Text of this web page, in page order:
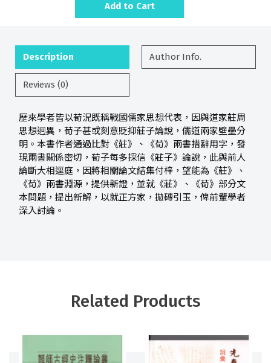
Add to Cart
Description Author Info.
Reviews (0)
歷來學者皆以荀況既稱戰國儒家思想代表，因與道家莊周
思想迥異，荀子甚或刻意貶抑莊子論說，儒道兩家壁壘分
明。本書作者通過比對《莊》、《荀》兩書措辭用字，發
現兩書關係密切，荀子每多採信《莊子》論說，此與前人
論斷大相逕庭，因將相關論文結集付梓，望能為《莊》、
《荀》兩書淵源，提供新證，並就《莊》、《荀》部分文
本問題，提出新解，以就正方家，拋磚引玉，俾前輩學者
深入討論。
Related Products